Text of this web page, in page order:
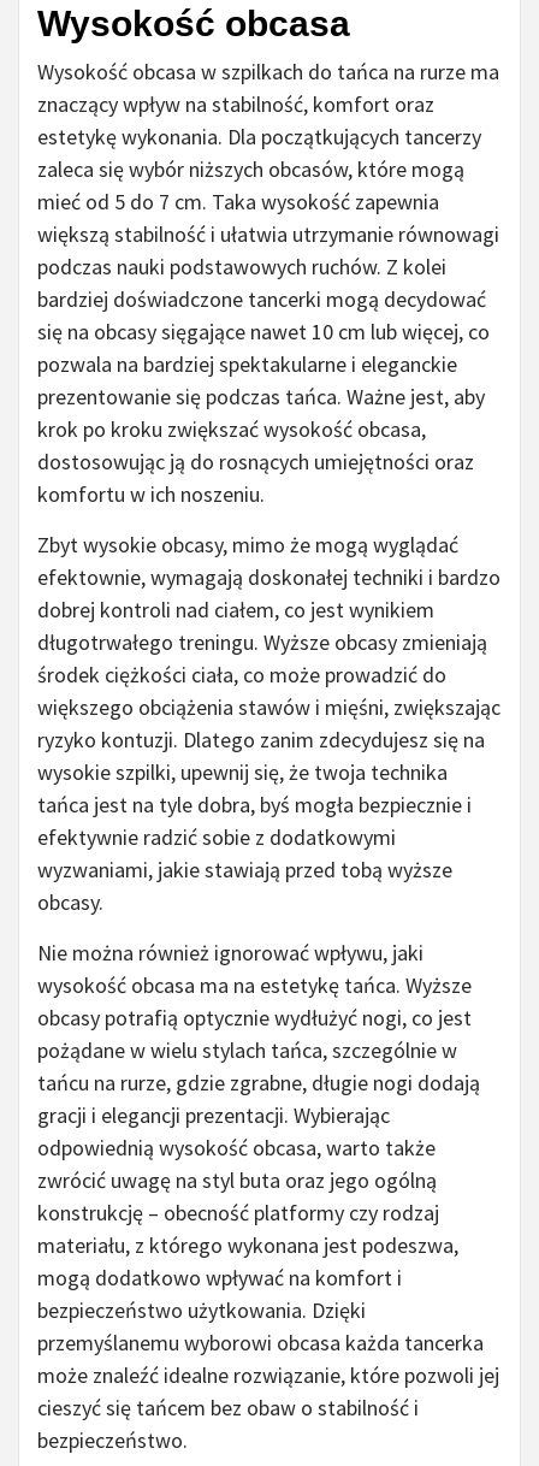
Wysokość obcasa
Wysokość obcasa w szpilkach do tańca na rurze ma
znaczący wpływ na stabilność, komfort oraz
estetykę wykonania. Dla początkujących tancerzy
zaleca się wybór niższych obcasów, które mogą
mieć od 5 do 7 cm. Taka wysokość zapewnia
większą stabilność i ułatwia utrzymanie równowagi
podczas nauki podstawowych ruchów. Z kolei
bardziej doświadczone tancerki mogą decydować
się na obcasy sięgające nawet 10 cm lub więcej, co
pozwala na bardziej spektakularne i eleganckie
prezentowanie się podczas tańca. Ważne jest, aby
krok po kroku zwiększać wysokość obcasa,
dostosowując ją do rosnących umiejętności oraz
komfortu w ich noszeniu.
Zbyt wysokie obcasy, mimo że mogą wyglądać
efektownie, wymagają doskonałej techniki i bardzo
dobrej kontroli nad ciałem, co jest wynikiem
długotrwałego treningu. Wyższe obcasy zmieniają
środek ciężkości ciała, co może prowadzić do
większego obciążenia stawów i mięśni, zwiększając
ryzyko kontuzji. Dlatego zanim zdecydujesz się na
wysokie szpilki, upewnij się, że twoja technika
tańca jest na tyle dobra, byś mogła bezpiecznie i
efektywnie radzić sobie z dodatkowymi
wyzwaniami, jakie stawiają przed tobą wyższe
obcasy.
Nie można również ignorować wpływu, jaki
wysokość obcasa ma na estetykę tańca. Wyższe
obcasy potrafią optycznie wydłużyć nogi, co jest
pożądane w wielu stylach tańca, szczególnie w
tańcu na rurze, gdzie zgrabne, długie nogi dodają
gracji i elegancji prezentacji. Wybierając
odpowiednią wysokość obcasa, warto także
zwrócić uwagę na styl buta oraz jego ogólną
konstrukcję – obecność platformy czy rodzaj
materiału, z którego wykonana jest podeszwa,
mogą dodatkowo wpływać na komfort i
bezpieczeństwo użytkowania. Dzięki
przemyślanemu wyborowi obcasa każda tancerka
może znaleźć idealne rozwiązanie, które pozwoli jej
cieszyć się tańcem bez obaw o stabilność i
bezpieczeństwo.